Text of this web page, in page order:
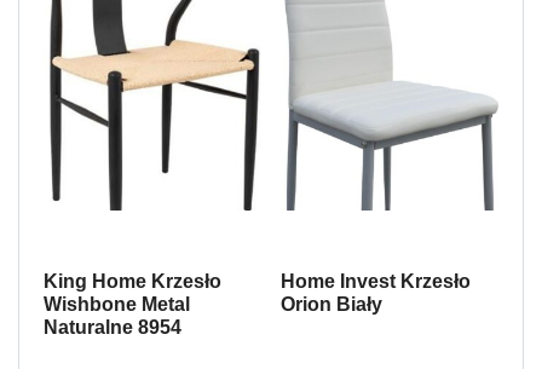
King Home Krzesło
Wishbone Metal
Naturalne 8954
Home Invest Krzesło
Orion Biały